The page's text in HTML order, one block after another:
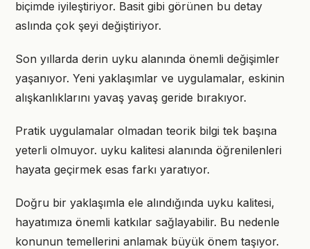
biçimde iyileştiriyor. Basit gibi görünen bu detay
aslında çok şeyi değiştiriyor.
Son yıllarda derin uyku alanında önemli değişimler
yaşanıyor. Yeni yaklaşımlar ve uygulamalar, eskinin
alışkanlıklarını yavaş yavaş geride bırakıyor.
Pratik uygulamalar olmadan teorik bilgi tek başına
yeterli olmuyor. uyku kalitesi alanında öğrenilenleri
hayata geçirmek esas farkı yaratıyor.
Doğru bir yaklaşımla ele alındığında uyku kalitesi,
hayatımıza önemli katkılar sağlayabilir. Bu nedenle
konunun temellerini anlamak büyük önem taşıyor.